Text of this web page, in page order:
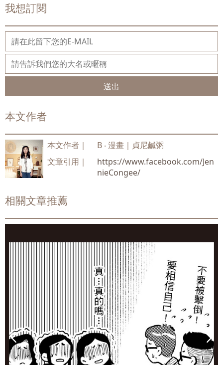
我想訂閱
送出
本文作者
本文作者｜
B ‧ 漫畫｜貞尼鹹粥
文章引用｜
https://www.facebook.com/Jen
nieCongee/
相關文章推薦